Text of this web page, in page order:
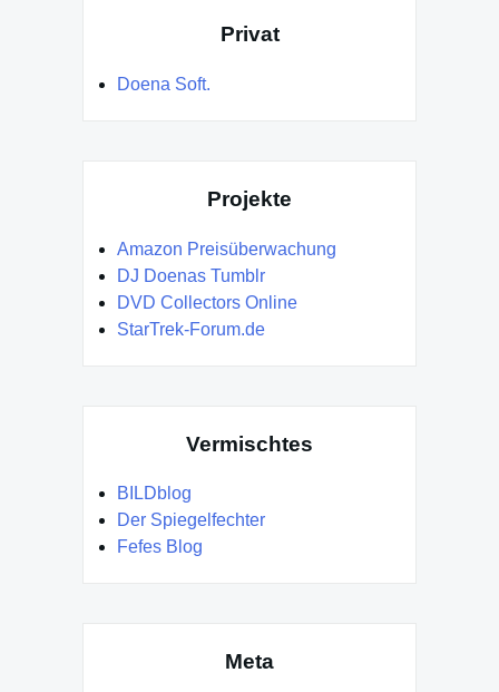
Privat
Doena Soft.
Projekte
Amazon Preisüberwachung
DJ Doenas Tumblr
DVD Collectors Online
StarTrek-Forum.de
Vermischtes
BILDblog
Der Spiegelfechter
Fefes Blog
Meta